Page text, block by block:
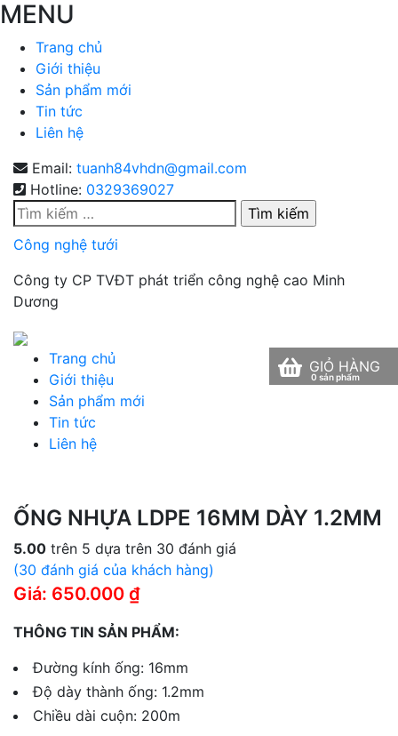
MENU
Trang chủ
Giới thiệu
Sản phẩm mới
Tin tức
Liên hệ
Email: tuanh84vhdn@gmail.com
Hotline: 0329369027
Tìm
kiếm
cho:
Công nghệ tưới
Công ty CP TVĐT phát triển công nghệ cao Minh
Dương
GIỎ HÀNG
Trang chủ
Giới thiệu
Sản phẩm mới
Tin tức
Liên hệ
ỐNG NHỰA LDPE 16MM DÀY 1.2MM
5.00 trên 5 dựa trên 30 đánh giá
(30 đánh giá của khách hàng)
Giá: 650.000 ₫
THÔNG TIN SẢN PHẨM:
Đường kính ống: 16mm
Độ dày thành ống: 1.2mm
Chiều dài cuộn: 200m